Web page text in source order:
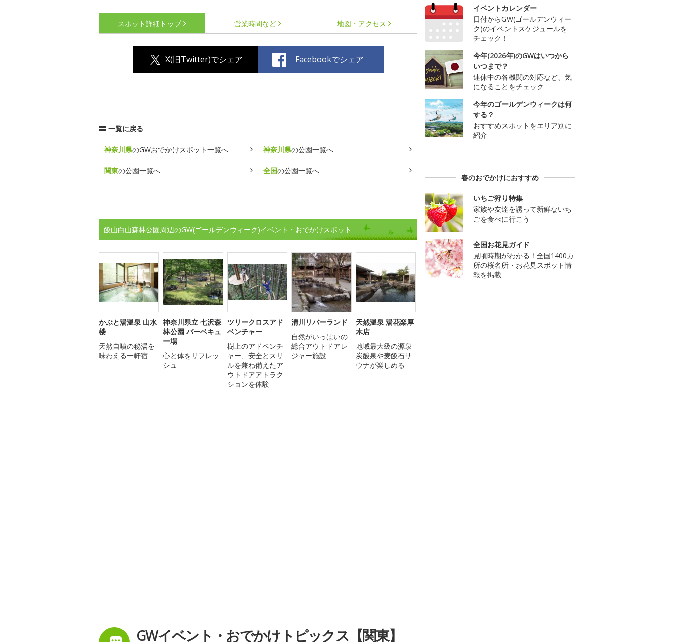
スポット詳細 トップ 営業時間など 地図・アクセス
X(旧Twitter)でシェア Facebookでシェア
一覧に戻る
神奈川県のGWおでかけスポット一覧へ 神奈川県の公園一覧へ
関東の公園一覧へ 全国の公園一覧へ
飯山白山森林公園周辺のGW(ゴールデンウィーク)イベント・おでかけスポット
かぶと湯温泉 山水
楼
天然自噴の秘湯を
味わえる一軒宿
神奈川県立 七沢森
林公園 バーベキュ
ー場
心と体をリフレッ
シュ
ツリークロスアド
ベンチャー
樹上のアドベンチ
ャー、安全とスリ
ルを兼ね備えたア
ウトドアアトラク
ションを体験
清川リバーランド
自然がいっぱいの
総合アウトドアレ
ジャー施設
天然温泉 湯花楽厚
木店
地域最大級の源泉
炭酸泉や麦飯石サ
ウナが楽しめる
GWイベント・おでかけトピックス【関東】
イベントカレンダー
日付からGW(ゴールデンウィー
ク)のイベントスケジュールを
チェック！
今年(2026年)のGWはいつから
いつまで？
連休中の各機関の対応など、気
になることをチェック
今年のゴールデンウィークは何
する？
おすすめスポットをエリア別に
紹介
春のおでかけにおすすめ
いちご狩り特集
家族や友達を誘って新鮮ないち
ごを食べに行こう
全国お花見ガイド
見頃時期がわかる！全国1400カ
所の桜名所・お花見スポット情
報を掲載